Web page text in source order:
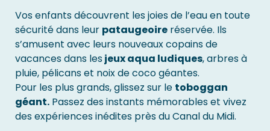
Vos enfants découvrent les joies de l’eau en toute
sécurité dans leur pataugeoireréservée. Ils
s’amusent avec leurs nouveaux copains de
vacances dans lesjeux aqua ludiques, arbres à
pluie, pélicans et noix de coco géantes.
Pour les plus grands, glissez sur le toboggan
géant.Passez des instants mémorables et vivez
des expériences inédites près du Canal du Midi.